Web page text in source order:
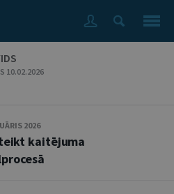
10.02.2026
2026
kaitējuma